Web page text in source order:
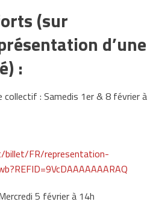
(sur
d’une
:
: Samedis 1er & 8 février à
FR/representation-
5 février à 14h